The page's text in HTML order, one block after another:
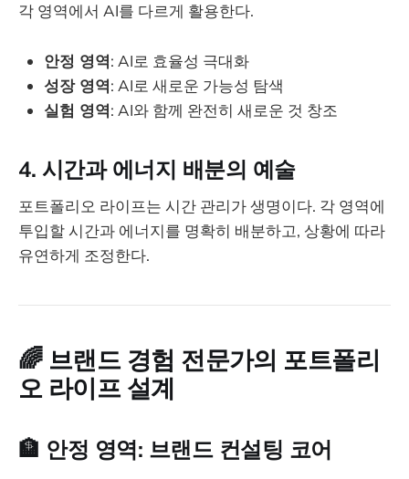
각 영역에서 AI를 다르게 활용한다.
안정 영역: AI로 효율성 극대화
성장 영역: AI로 새로운 가능성 탐색
실험 영역: AI와 함께 완전히 새로운 것 창조
4. 시간과 에너지 배분의 예술
포트폴리오 라이프는 시간 관리가 생명이다. 각 영역에
투입할 시간과 에너지를 명확히 배분하고, 상황에 따라
유연하게 조정한다.
🌈 브랜드 경험 전문가의 포트폴리
오 라이프 설계
🏦 안정 영역: 브랜드 컨설팅 코어